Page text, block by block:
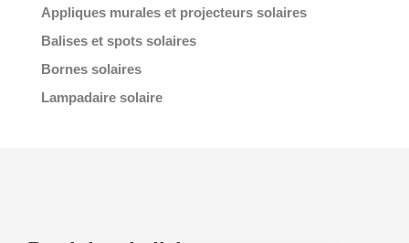
Appliques murales et projecteurs solaires
Balises et spots solaires
Bornes solaires
Lampadaire solaire